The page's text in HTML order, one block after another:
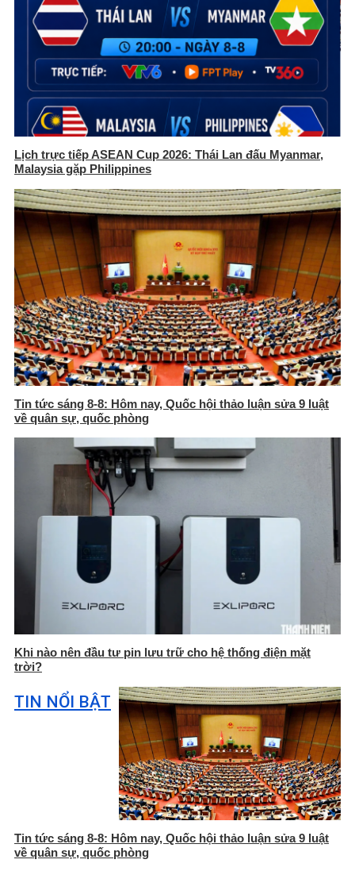
Lịch trực tiếp ASEAN Cup 2026: Thái Lan đấu Myanmar,
Malaysia gặp Philippines
Tin tức sáng 8-8: Hôm nay, Quốc hội thảo luận sửa 9 luật
về quân sự, quốc phòng
Khi nào nên đầu tư pin lưu trữ cho hệ thống điện mặt
trời?
TIN NỔI BẬT
Tin tức sáng 8-8: Hôm nay, Quốc hội thảo luận sửa 9 luật
về quân sự, quốc phòng